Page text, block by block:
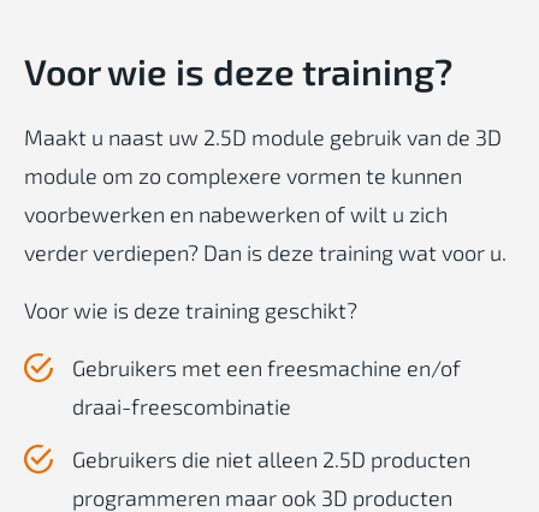
Voorwie is dezetraining?
Maakt u naast uw 2.5D module gebruik van de 3D
module om zo complexere vormen te kunnen
voorbewerken en nabewerken of wilt u zich
verder verdiepen? Dan is deze training wat voor u.
Voor wie is deze training geschikt?
Gebruikers met een freesmachine en/of
draai-freescombinatie
Gebruikers die niet alleen 2.5D producten
programmeren maar ook 3D producten